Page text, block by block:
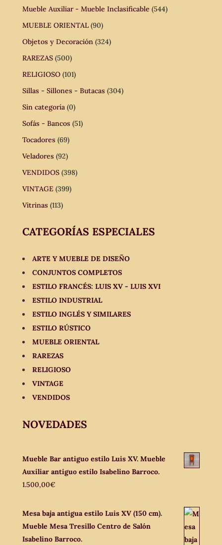
Mueble Auxiliar - Mueble Inclasificable (544)
MUEBLE ORIENTAL (90)
Objetos y Decoración (324)
RAREZAS (500)
RELIGIOSO (101)
Sillas - Sillones - Butacas (304)
Sin categoría (0)
Sofás - Bancos (51)
Tocadores (69)
Veladores (92)
VENDIDOS (398)
VINTAGE (399)
Vitrinas (113)
CATEGORÍAS ESPECIALES
ARTE Y MUEBLE DE DISEÑO
CONJUNTOS COMPLETOS
ESTILO FRANCÉS: LUIS XV - LUIS XVI
ESTILO INDUSTRIAL
ESTILO INGLÉS Y SIMILARES
ESTILO RÚSTICO
MUEBLE ORIENTAL
RAREZAS
RELIGIOSO
VINTAGE
VENDIDOS
NOVEDADES
Mueble Bar antiguo estilo Luis XV. Mueble
Auxiliar antiguo estilo Isabelino Barroco.
1.500,00€
Mesa baja antigua estilo Luis XV (150 cm).
Mueble Mesa Tresillo Centro de Salón
Isabelino Barroco.